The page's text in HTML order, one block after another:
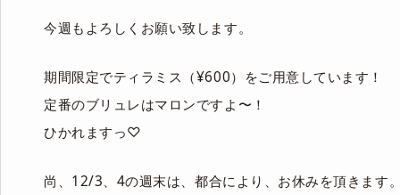
今週もよろしくお願い致します。
期間限定でティラミス（¥600）をご用意しています！
定番のブリュレはマロンですよ〜！
ひかれますっ♡
尚、12/3、4の週末は、都合により、お休みを頂きます